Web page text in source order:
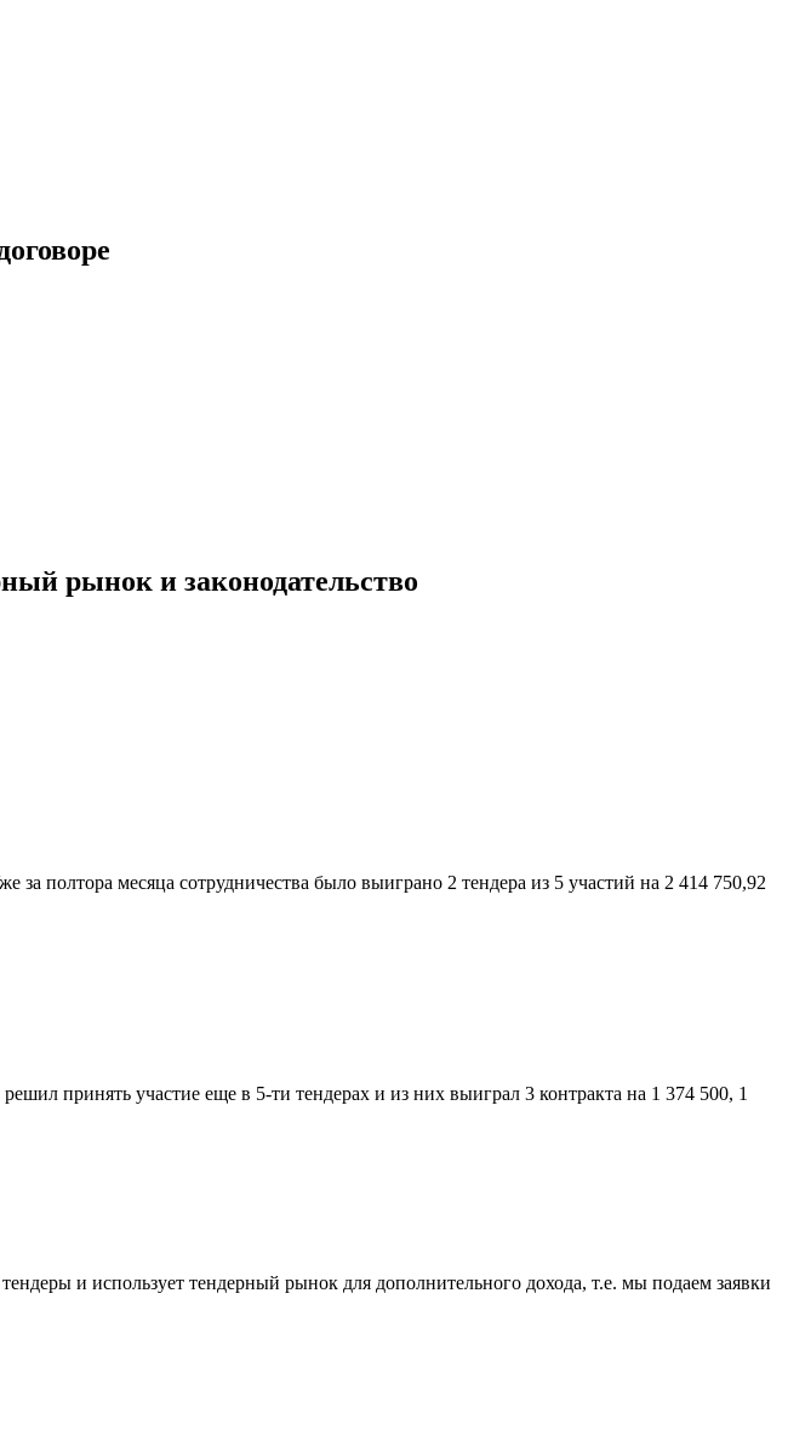
рынок и законодательство
полтора месяца сотрудничества было выиграно 2 тендера из 5 участий на 2 414 750,92
принять участие еще в 5-ти тендерах и из них выиграл 3 контракта на 1 374 500, 1
и использует тендерный рынок для дополнительного дохода, т.е. мы подаем заявки